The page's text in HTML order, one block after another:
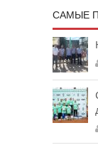
САМЫЕ